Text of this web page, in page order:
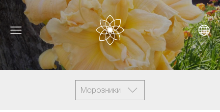
Морозники